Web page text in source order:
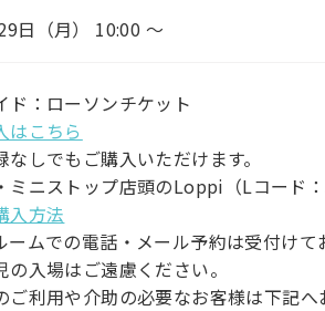
日（月） 10:00 〜
ド：ローソンチケット
はこちら
しでもご購入いただけます。
ミニストップ店頭のLoppi（Lコード：
入方法
ムでの電話・メール予約は受付けて
入場はご遠慮ください。
利用や介助の必要なお客様は下記へ